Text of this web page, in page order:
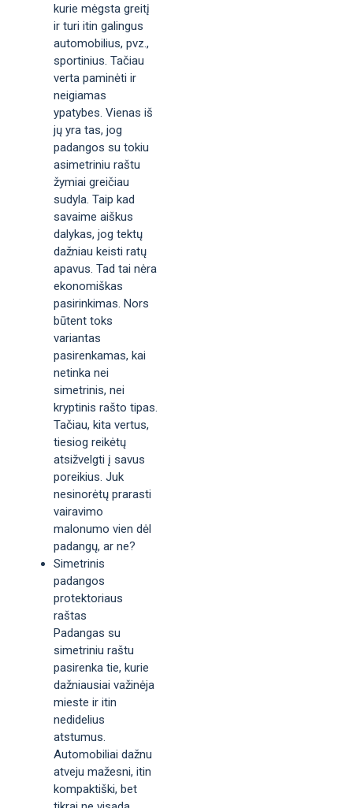
kurie mėgsta greitį
ir turi itin galingus
automobilius, pvz.,
sportinius. Tačiau
verta paminėti ir
neigiamas
ypatybes. Vienas iš
jų yra tas, jog
padangos su tokiu
asimetriniu raštu
žymiai greičiau
sudyla. Taip kad
savaime aiškus
dalykas, jog tektų
dažniau keisti ratų
apavus. Tad tai nėra
ekonomiškas
pasirinkimas. Nors
būtent toks
variantas
pasirenkamas, kai
netinka nei
simetrinis, nei
kryptinis rašto tipas.
Tačiau, kita vertus,
tiesiog reikėtų
atsižvelgti į savus
poreikius. Juk
nesinorėtų prarasti
vairavimo
malonumo vien dėl
padangų, ar ne?
Simetrinis
padangos
protektoriaus
raštas
Padangas su
simetriniu raštu
pasirenka tie, kurie
dažniausiai važinėja
mieste ir itin
nedidelius
atstumus.
Automobiliai dažnu
atveju mažesni, itin
kompaktiški, bet